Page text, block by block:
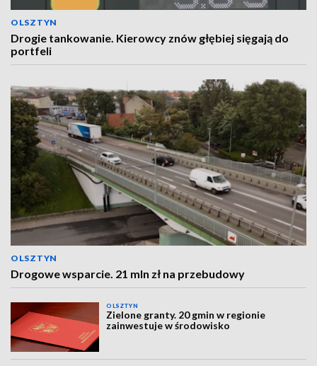
OLSZTYN
Drogie tankowanie. Kierowcy znów głębiej sięgają do
portfeli
OLSZTYN
Drogowe wsparcie. 21 mln zł na przebudowy
OLSZTYN
Zielone granty. 20 gmin w regionie
zainwestuje w środowisko